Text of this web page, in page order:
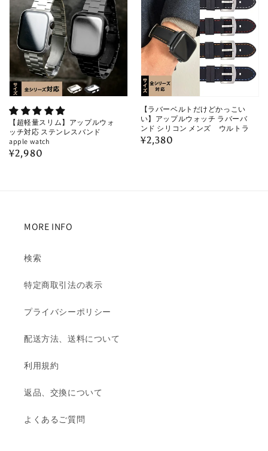
【超軽量スリム】アップルウォ
ッチ対応 ステンレスバンド
apple watch
通
¥2,980
【ラバーベルトだけどかっこい
い】アップルウォッチ ラバーバ
ンド シリコン メンズ ウルトラ
通
¥2,380
MORE INFO
検索
特定商取引法の表示
プライバシーポリシー
配送方法、送料について
利用規約
返品、交換について
よくあるご質問